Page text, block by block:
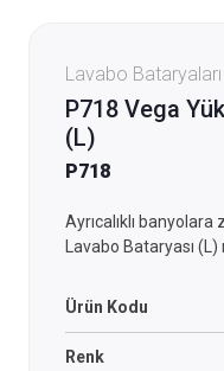
Lavabo Bataryaları
P718 Vega
(L)
P718
Ayrıcalıklı
Lavabo Bataryası
Ürün Kodu
Renk